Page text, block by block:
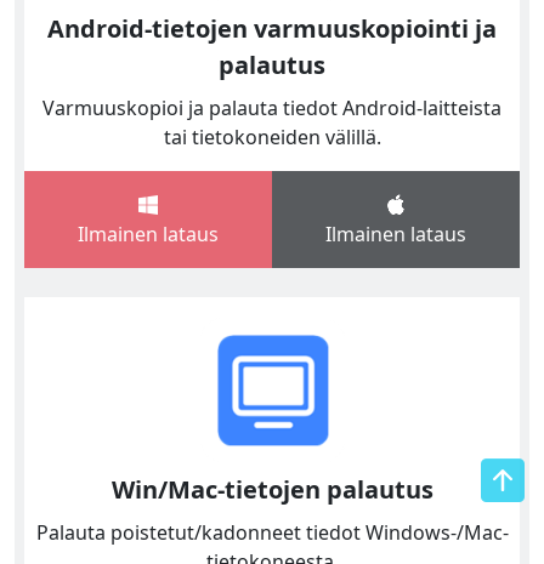
Android-tietojen varmuuskopiointi ja
palautus
Varmuuskopioi ja palauta tiedot Android-laitteista
tai tietokoneiden välillä.
Ilmainen lataus Ilmainen lataus
Win/Mac-tietojen palautus
Palauta poistetut/kadonneet tiedot Windows-/Mac-